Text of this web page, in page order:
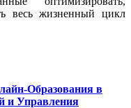
весь жизненный цикл
Образования в
и Управления